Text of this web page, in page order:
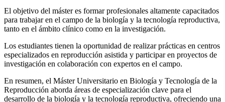
El objetivo del máster es formar profesionales altamente capacitados
para trabajar en el campo de la biología y la tecnología reproductiva,
tanto en el ámbito clínico como en la investigación.
Los estudiantes tienen la oportunidad de realizar prácticas en centros
especializados en reproducción asistida y participar en proyectos de
investigación en colaboración con expertos en el campo.
En resumen, el Máster Universitario en Biología y Tecnología de la
Reproducción aborda áreas de especialización clave para el
desarrollo de la biología y la tecnología reproductiva, ofreciendo una